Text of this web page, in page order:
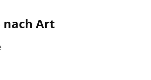
nach Art